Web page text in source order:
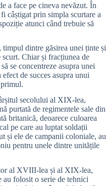
a face pe cineva nevăzut. În
câștigat prin simpla scurtare a
atunci când trebuie să
dintre găsirea unei ținte și
scurt. Chiar și fracțiunea de
se concentreze asupra unei
de succes asupra unui
primul.
secolului al XIX-lea,
purtată de regimentele sale din
britanică, deoarece culoarea
pe care au luptat soldații
și ele de campanii coloniale, au
pentru unele dintre unitățile
al XVIII-lea și al XIX-lea,
folosit o serie de tehnici